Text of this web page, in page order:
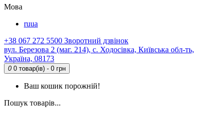
Мова
ruua
+38 067 272 5500 Зворотний дзвінок
вул. Березова 2 (маг. 214), с. Ходосівка, Київська обл-ть,
Україна, 08173
0 0 товар(ів) - 0 грн
Ваш кошик порожній!
Пошук товарів...